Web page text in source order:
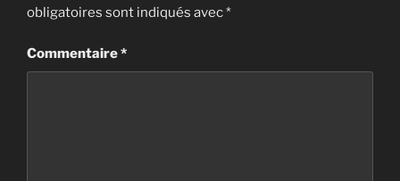
obligatoires sont indiqués avec*
Commentaire*